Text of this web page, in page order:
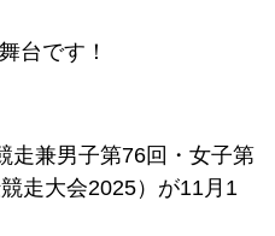
台です！
走兼男子第76回・女子第
走大会2025）が11月1